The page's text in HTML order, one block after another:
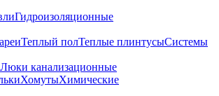
Гидроизоляционные
Теплый полТеплые плинтусыСистемы
Люки канализационные
ХомутыХимические